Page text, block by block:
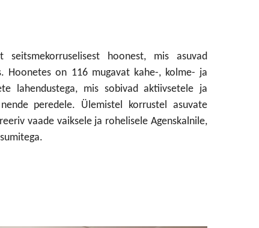
seitsmekorruselisest hoonest, mis asuvad
Hoonetes on 116 mugavat kahe-, kolme- ja
lahendustega, mis sobivad aktiivsetele ja
peredele. Ülemistel korrustel asuvate
vaade vaiksele ja rohelisele Agenskalnile,